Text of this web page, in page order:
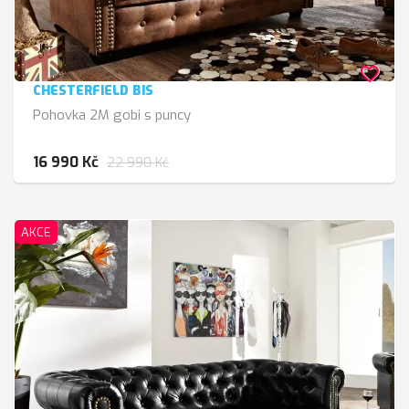
CHESTERFIELD BIS
Pohovka 2M gobi s puncy
16 990 Kč 22 990 Kč
favorite_border
AKCE